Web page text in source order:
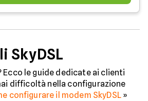
SkyDSL
Ecco le guide dedicate ai clienti
difficoltà nella configurazione
configurare il modem SkyDSL»